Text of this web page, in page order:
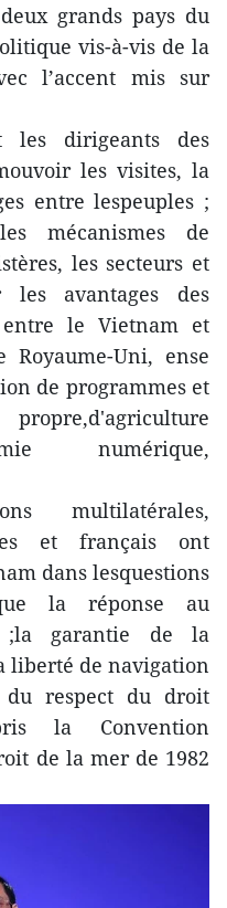
grands pays du
vis-à-vis de la
l’accent mis sur
les dirigeants des
les visites, la
entre lespeuples ;
mécanismes de
les secteurs et
avantages des
entre le Vietnam et
Uni, ense
de programmes et
numérique,
multilatérales,
et français ont
dans lesquestions
la réponse au
;la garantie de la
liberté de navigation
respect du droit
la Convention
de la mer de 1982